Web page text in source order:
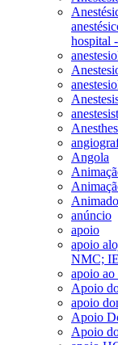
hospital
Angola
anúncio
apoio
apoio
NMC;
apoio
Apoio
apoio
Apoio
Apoio